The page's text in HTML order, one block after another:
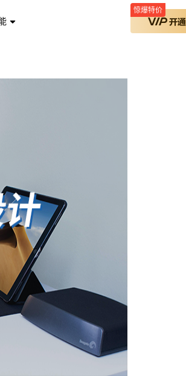
惊爆特价